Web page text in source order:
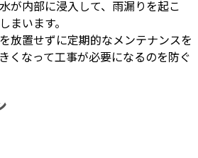
が内部に浸入して、雨漏りを起こ
まいます。
放置せずに定期的なメンテナンスを
くなって工事が必要になるのを防ぐ